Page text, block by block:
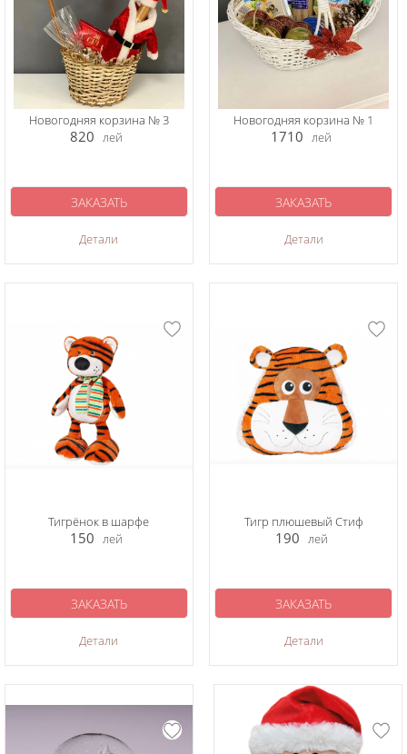
Новогодняя корзина № 3
820 лей
Детали
ЗАКАЗАТЬ
Новогодняя корзина № 1
1710 лей
Детали
ЗАКАЗАТЬ
Тигрёнок в шарфе
150 лей
Детали
ЗАКАЗАТЬ
Тигр плюшевый Стиф
190 лей
Детали
ЗАКАЗАТЬ